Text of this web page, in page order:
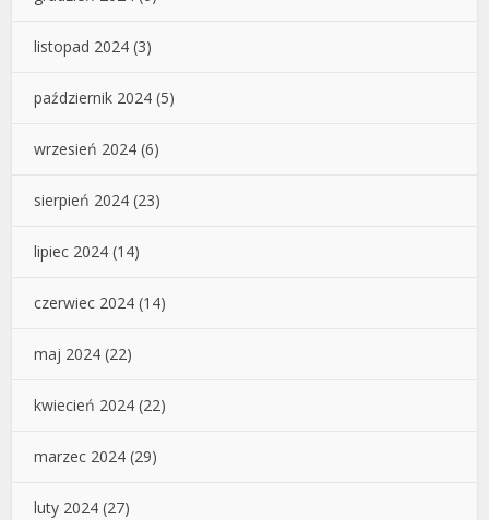
listopad 2024 (3)
październik 2024 (5)
wrzesień 2024 (6)
sierpień 2024 (23)
lipiec 2024 (14)
czerwiec 2024 (14)
maj 2024 (22)
kwiecień 2024 (22)
marzec 2024 (29)
luty 2024 (27)